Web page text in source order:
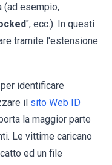
(ad esempio,
", ecc.). In questi
tramite l'estensione
identificare
il sito Web ID
la maggior parte
Le vittime caricano
ed un file